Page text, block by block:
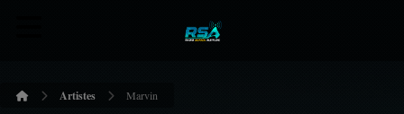
Artistes Marvin